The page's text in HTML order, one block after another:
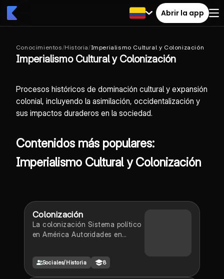
Abrir la app
Conocimientos/Historia/Imperialismo Cultural y Colonización
Imperialismo Cultural y Colonización
Procesos históricos de dominación cultural y expansión
colonial, incluyendo la asimilación, occidentalización y
sus impactos duraderos en la sociedad.
Contenidos más populares:
Imperialismo Cultural y Colonización
Colonización
La colonización Sistema político
en América Autoridades en
humano en la colonia Colonia
Distribución en el espacio
Sociales/Historia 8